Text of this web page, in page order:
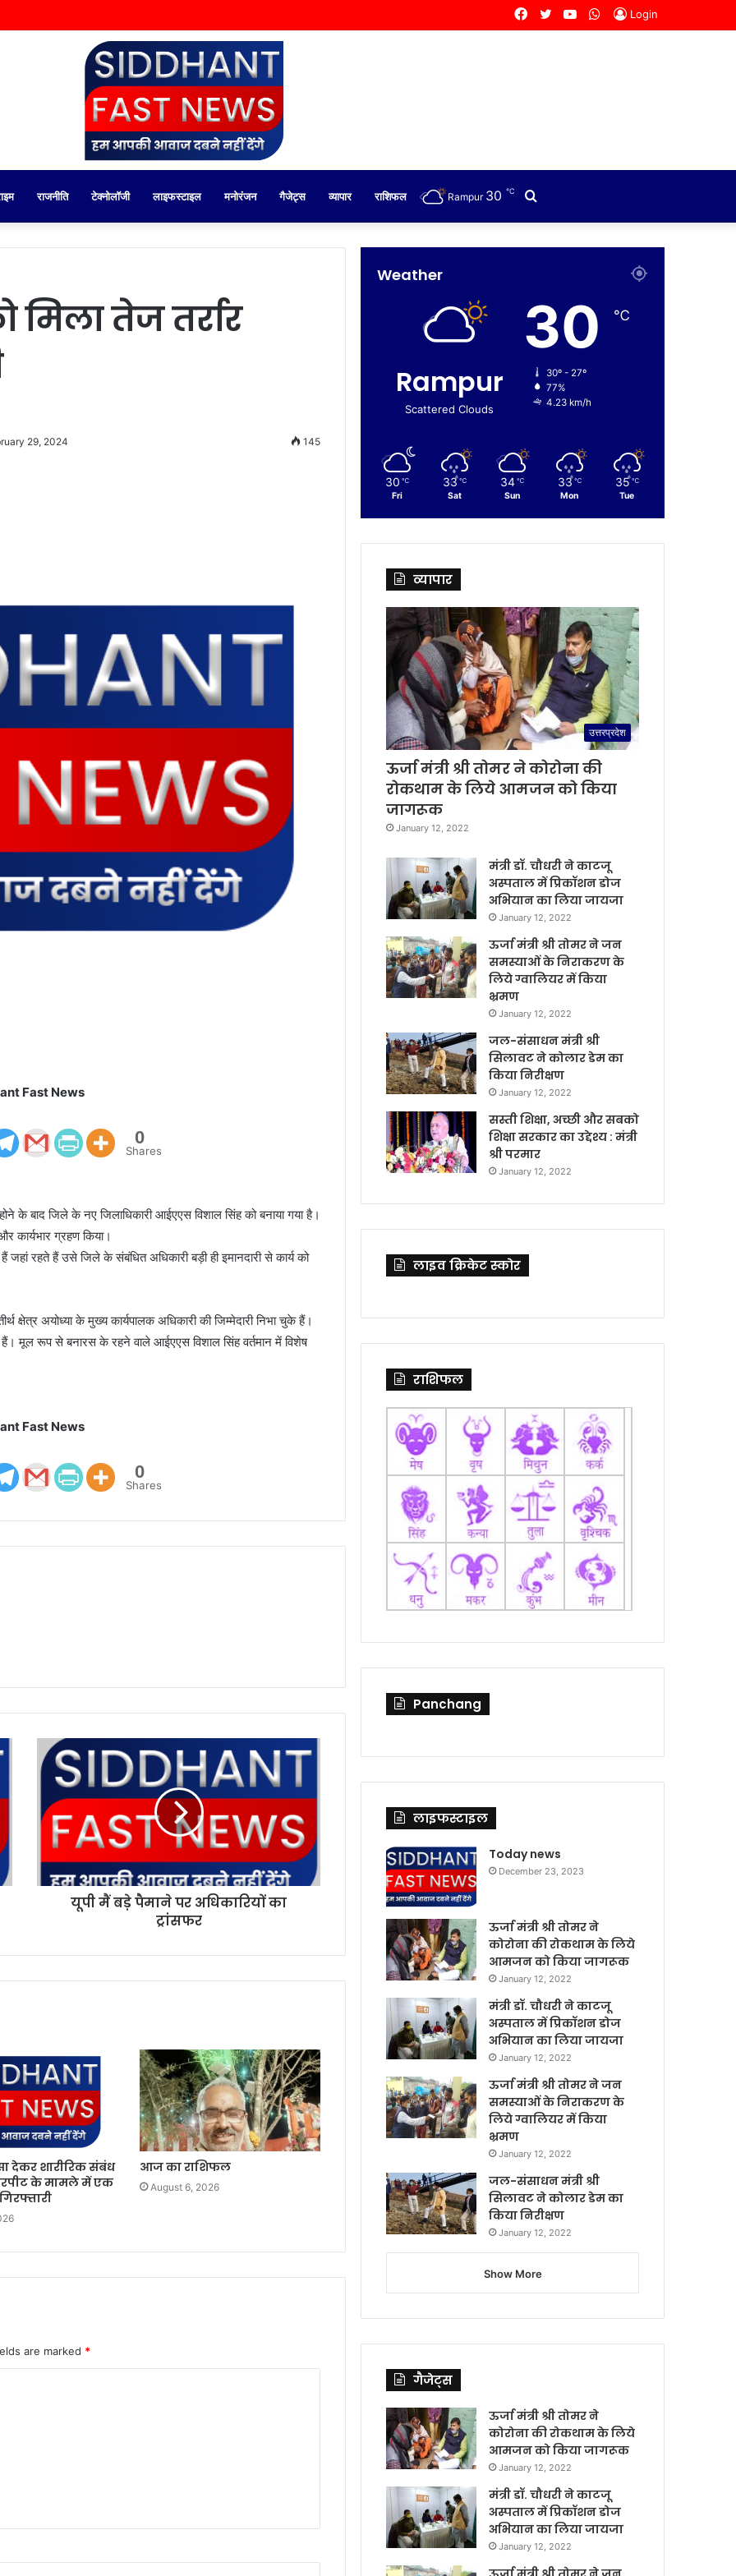
Login
WhatsApp
YouTube
Twitter
Facebook
राजनीति टेक्नोलॉजी लाइफस्टाइल मनोरंजन गैजेट्स व्यापार राशिफल
for
Rampur 30 ℃
मिला तेज तर्रार
29, 2024 145
Fast News
0
Shares
के बाद जिले के नए जिलाधिकारी आईएएस विशाल सिंह को बनाया गया है।
कार्यभार ग्रहण किया।
जहां रहते हैं उसे जिले के संबंधित अधिकारी बड़ी ही इमानदारी से कार्य को
क्षेत्र अयोध्या के मुख्य कार्यपालक अधिकारी की जिम्मेदारी निभा चुके हैं।
हैं। मूल रूप से बनारस के रहने वाले आईएएस विशाल सिंह वर्तमान में विशेष
Fast News
0
Shares
यूपी मैं बड़े पैमाने पर अधिकारियों का
ट्रांसफर
देकर शारीरिक संबंध
के मामले में एक
आज का राशिफल
August 6, 2026
are marked *
Weather
Rampur
Scattered Clouds
30 ℃
30º - 27º
77%
4.23 km/h
30 ℃
Fri
33 ℃
Sat
34 ℃
Sun
33 ℃
Mon
35 ℃
Tue
व्यापार
उत्तरप्रदेश
ऊर्जा मंत्री श्री तोमर ने कोरोना की
रोकथाम के लिये आमजन को किया
जागरूक
January 12, 2022
मंत्री डॉ. चौधरी ने काटजू
अस्पताल में प्रिकॉशन डोज
अभियान का लिया जायजा
January 12, 2022
ऊर्जा मंत्री श्री तोमर ने जन
समस्याओं के निराकरण के
लिये ग्वालियर में किया
भ्रमण
January 12, 2022
जल-संसाधन मंत्री श्री
सिलावट ने कोलार डेम का
किया निरीक्षण
January 12, 2022
सस्ती शिक्षा, अच्छी और सबको
शिक्षा सरकार का उद्देश्य : मंत्री
श्री परमार
January 12, 2022
लाइव क्रिकेट स्कोर
राशिफल
Panchang
लाइफस्टाइल
Today news
December 23, 2023
ऊर्जा मंत्री श्री तोमर ने
कोरोना की रोकथाम के लिये
आमजन को किया जागरूक
January 12, 2022
मंत्री डॉ. चौधरी ने काटजू
अस्पताल में प्रिकॉशन डोज
अभियान का लिया जायजा
January 12, 2022
ऊर्जा मंत्री श्री तोमर ने जन
समस्याओं के निराकरण के
लिये ग्वालियर में किया
भ्रमण
January 12, 2022
जल-संसाधन मंत्री श्री
सिलावट ने कोलार डेम का
किया निरीक्षण
January 12, 2022
Show More
गैजेट्स
ऊर्जा मंत्री श्री तोमर ने
कोरोना की रोकथाम के लिये
आमजन को किया जागरूक
January 12, 2022
मंत्री डॉ. चौधरी ने काटजू
अस्पताल में प्रिकॉशन डोज
अभियान का लिया जायजा
January 12, 2022